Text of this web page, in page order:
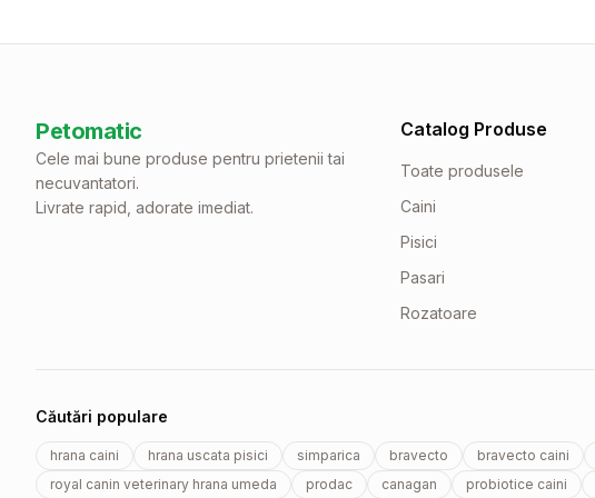
Petomatic
Cele mai bune produse pentru prietenii tai
necuvantatori.
Livrate rapid, adorate imediat.
Catalog Produse
Toate produsele
Caini
Pisici
Pasari
Rozatoare
Căutări populare
hrana caini hrana uscata pisici simparica bravecto bravecto caini
royal canin veterinary hrana umeda
prodac canagan probiotice caini